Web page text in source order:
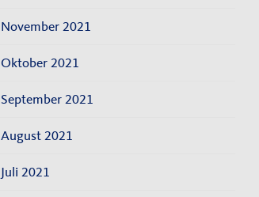
November 2021
Oktober 2021
September 2021
August 2021
Juli 2021